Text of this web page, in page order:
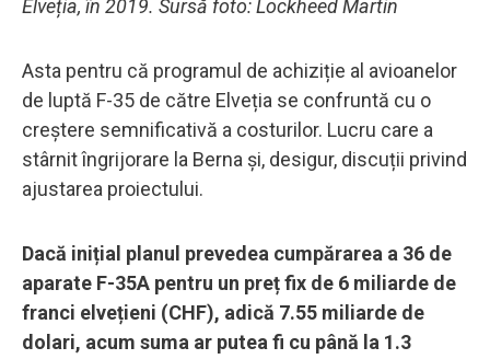
Elveția, în 2019. Sursă foto: Lockheed Martin
Asta pentru că programul de achiziție al avioanelor
de luptă F-35 de către Elveția se confruntă cu o
creștere semnificativă a costurilor. Lucru care a
stârnit îngrijorare la Berna și, desigur, discuții privind
ajustarea proiectului.
Dacă inițial planul prevedea cumpărarea a 36 de
aparate F-35A pentru un preț fix de 6 miliarde de
franci elvețieni (CHF), adică 7.55 miliarde de
dolari, acum suma ar putea fi cu până la 1.3